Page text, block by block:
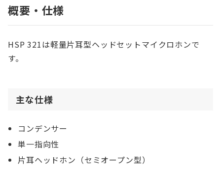
概要・仕様
HSP 321は軽量片耳型ヘッドセットマイクロホンで
す。
主な仕様
コンデンサー
単一指向性
片耳ヘッドホン（セミオープン型）